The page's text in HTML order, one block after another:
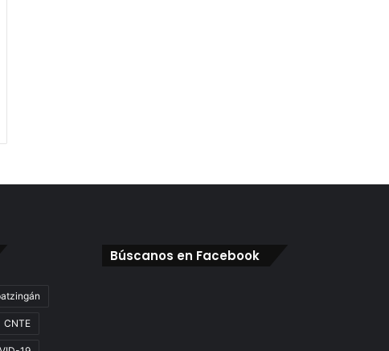
CNTE
Búscanos en Facebook